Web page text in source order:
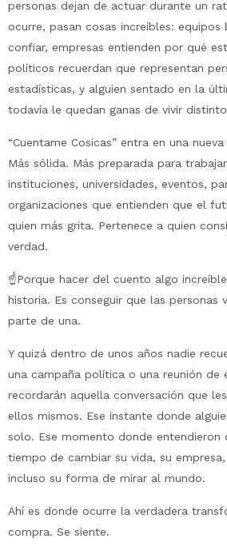
personas dejan de actuar durante un
ocurre, pasan cosas increíbles: equipos
confiar, empresas entienden por qué
políticos recuerdan que representan
estadísticas, y alguien sentado en la
todavía le quedan ganas de vivir
“Cuentame Cosicas” entra en una
Más sólida. Más preparada para
instituciones, universidades, eventos,
organizaciones que entienden que el
quien más grita. Pertenece a quien
verdad.
☝️Porque hacer del cuento algo
historia. Es conseguir que las personas
parte de una.
Y quizá dentro de unos años nadie
una campaña política o una reunión de
recordarán aquella conversación que
ellos mismos. Ese instante donde
solo. Ese momento donde entendieron
tiempo de cambiar su vida, su
incluso su forma de mirar al mundo.
Ahí es donde ocurre la verdadera
compra. Se siente.